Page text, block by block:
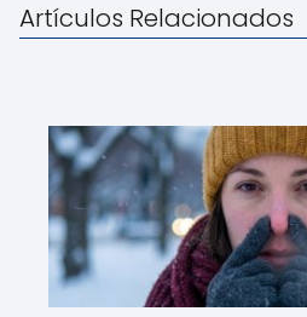
Artículos Relacionados